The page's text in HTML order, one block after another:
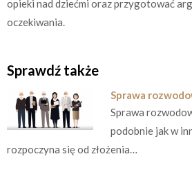
opieki nad dziećmi oraz przygotować
oczekiwania.
Sprawdź także
Sprawa
Sprawa
podobnie jak w
rozpoczyna się od złożenia…